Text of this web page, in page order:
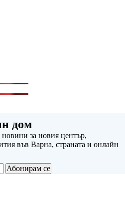
дом
за новия център,
във Варна, страната и онлайн
Абонирам се